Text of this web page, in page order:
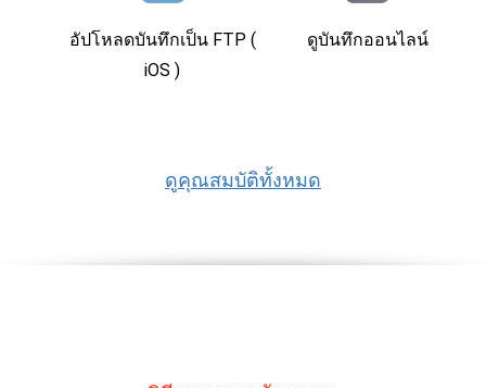
อัปโหลดบันทึกเป็น FTP (
iOS )
ดูบันทึกออนไลน์
ดูคุณสมบัติทั้งหมด